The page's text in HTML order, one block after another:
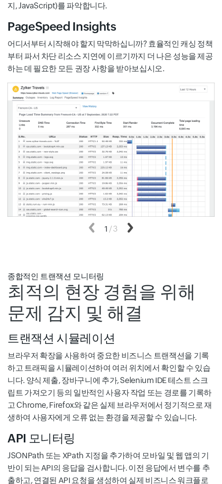
지, JavaScript)를 파악합니다.
PageSpeed Insights
어디서부터 시작해야 할지 막막하십니까? 효율적인 캐싱 정책
부터 파서 차단 리소스 지연에 이르기까지 더 나은 성능을 제공
하는 데 필요한 모든 권장 사항을 받아보십시오.
이전
1 /3
종합적인 트랜잭션 모니터링
최적의 현장 경험을 위해
문제 감지 및 해결
트랜잭션 시뮬레이션
브라우저 확장을 사용하여 중요한 비즈니스 트랜잭션을 기록
하고 트래픽을 시뮬레이션하여 여러 위치에서 확인할 수 있습
니다. 양식 제출, 장바구니에 추가, Selenium IDE 테스트 스크
립트 가져오기 등의 일반적인 사용자 작업 또는 경로를 기록하
고 Chrome, Firefox와 같은 실제 브라우저에서 정기적으로 재
생하여 사용자에게 오류 없는 환경을 제공할 수 있습니다.
API 모니터링
JSONPath 또는 XPath 지정을 추가하여 모바일 및 웹 앱의 기
반이 되는 API의 응답을 검사합니다. 이전 응답에서 변수를 추
출하고, 연결된 API 요청을 생성하여 실제 비즈니스 워크플로